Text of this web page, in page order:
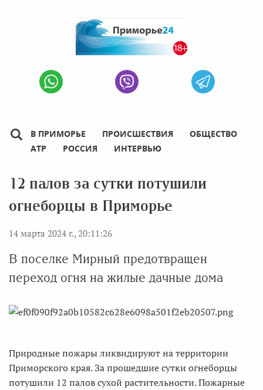
В ПРИМОРЬЕ ПРОИСШЕСТВИЯ
ОБЩЕСТВО
АТР
РОССИЯ ИНТЕРВЬЮ
12 палов за сутки потушили
огнеборцы в Приморье
14 марта 2024 г., 20:11:26
В поселке Мирный предотвращен
переход огня на жилые дачные дома
Природные пожары ликвидируют на территории
Приморского края. За прошедшие сутки огнеборцы
потушили 12 палов сухой растительности. Пожарные